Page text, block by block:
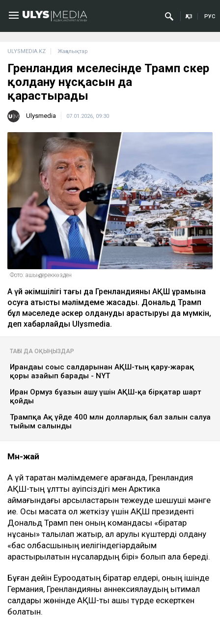
ҚАЗ РУС
ULYSMEDIA.KZ Жаңалықтар
Гренландия мәселесінде Трамп әскер
қолдану нұсқасын да
қарастырады
Ulysmedia 07.01.2026, 09:30
Фото: ашық дереккөзден
Ақ үй әкімшілігі тағы да Гренландияны АҚШ құрамына
қосуға қатысты мәлімдеме жасады. Дональд Трамп
бұл мәселеде әскер қолдануды қарастыруы да мүмкін,
деп хабарлайды Ulysmedia.
ТАҒЫ ДА ОҚЫҢЫЗДАР
Ирандағы соғыс салдарынан АҚШ-тың қару-жарақ
қоры азайып барады - NYT
Иран Ормуз бұғазын ашу үшін АҚШ-қа бірқатар шарт
қойды
Трампқа Ақ үйде 400 млн долларлық бал залын салуға
тыйым салынды
Мән-жай
Ақ үй таратқан мәлімдемеге қарағанда, Гренландия
АҚШ-тың ұлттық қауіпсіздігі мен Арктика
аймағындағы қарсыластарын тежеуде шешуші мәнге
ие. Осы мақсатқа қол жеткізу үшін АҚШ президенті
Дональд Трамп пен оның командасы «бірқатар
нұсқаны» талқылап жатыр, ал қарулы күштерді қолдану
«бас қолбасшының иелігіндегіәрдайым
қарастырылатын нұсқалардың бірі» болып қала береді.
Бұған дейін Еуроодақтың бірқатар елдері, оның ішінде
Германия, Гренландияны аннексиялаудың ықтимал
салдары жөнінде АҚШ-ты ашық түрде ескерткен
болатын.